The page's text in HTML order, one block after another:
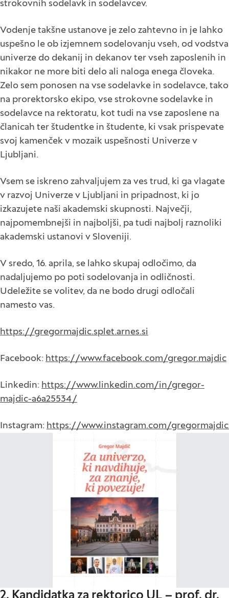
strokovnih sodelavk in sodelavcev.
Vodenje takšne ustanove je zelo zahtevno in je lahko
uspešno le ob izjemnem sodelovanju vseh, od vodstva
univerze do dekanij in dekanov ter vseh zaposlenih in
nikakor ne more biti delo ali naloga enega človeka.
Zelo sem ponosen na vse sodelavke in sodelavce, tako
na prorektorsko ekipo, vse strokovne sodelavke in
sodelavce na rektoratu, kot tudi na vse zaposlene na
članicah ter študentke in študente, ki vsak prispevate
svoj kamenček v mozaik uspešnosti Univerze v
Ljubljani.
Vsem se iskreno zahvaljujem za ves trud, ki ga vlagate
v razvoj Univerze v Ljubljani in pripadnost, ki jo
izkazujete naši akademski skupnosti. Največji,
najpomembnejši in najboljši, pa tudi najbolj raznoliki
akademski ustanovi v Sloveniji.
V sredo, 16. aprila, se lahko skupaj odločimo, da
nadaljujemo po poti sodelovanja in odličnosti.
Udeležite se volitev, da ne bodo drugi odločali
namesto vas.
https://gregormajdic.splet.arnes.si
Facebook: https://www.facebook.com/gregor.majdic
Linkedin: https://www.linkedin.com/in/gregor-
majdic-a6a25534/
Instagram: https://www.instagram.com/